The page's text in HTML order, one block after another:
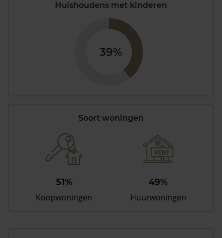
Huishoudens met kinderen
39%
Soort woningen
51%
Koopwoningen
49%
Huurwoningen